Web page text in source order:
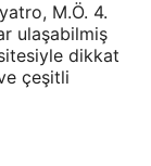
M.Ö. 4.
ulaşabilmiş
dikkat
çeşitli